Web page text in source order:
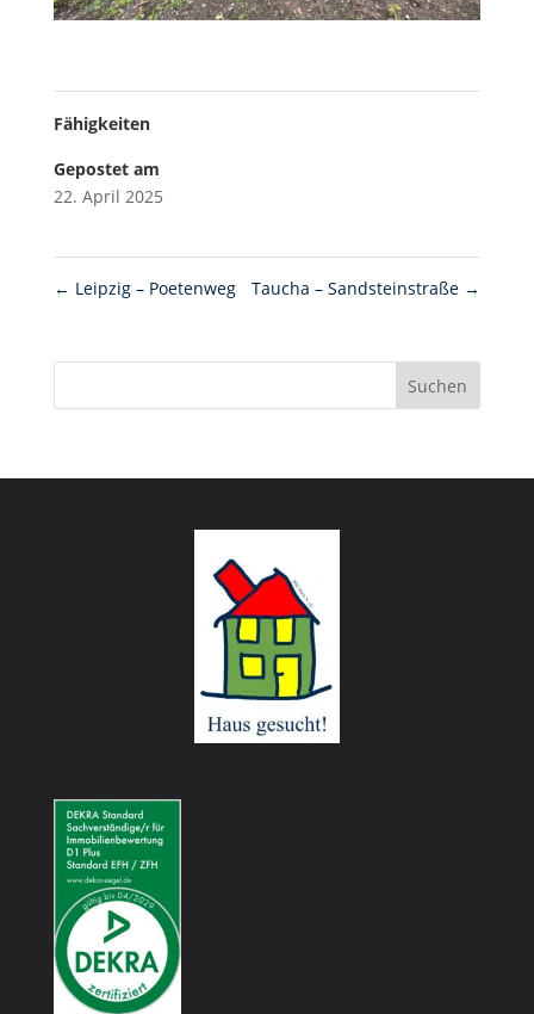
Fähigkeiten
Gepostet am
22. April 2025
← Leipzig – Poetenweg Taucha – Sandsteinstraße →